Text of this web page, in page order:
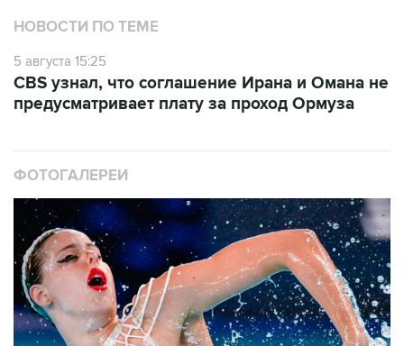
НОВОСТИ ПО ТЕМЕ
5 августа 15:25
CBS узнал, что соглашение Ирана и Омана не
предусматривает плату за проход Ормуза
ФОТОГАЛЕРЕИ